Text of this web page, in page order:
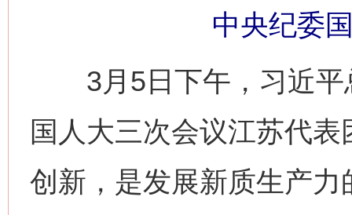
中央纪委
3月5日下午，习近平
国人大三次会议江苏代
创新，是发展新质生产力